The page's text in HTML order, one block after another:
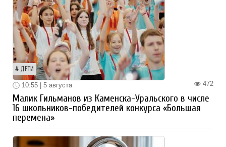
ДЕТИ
472
10:55 | 5 августа
Малик Гильманов из Каменска-Уральского в числе
16 школьников-победителей конкурса «Большая
перемена»